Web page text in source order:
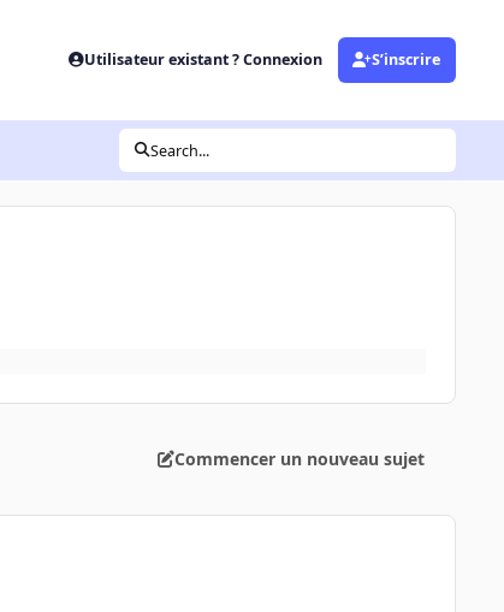
Utilisateur existant ? Connexion S’inscrire
Search...
Commencer un nouveau sujet